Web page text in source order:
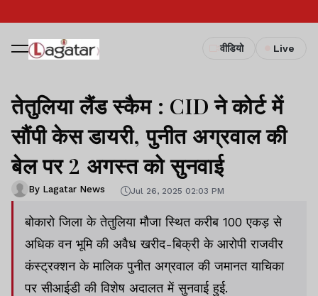
वीडियो Live
तेतुलिया लैंड स्कैम : CID ने कोर्ट में
सौंपी केस डायरी, पुनीत अग्रवाल की
बेल पर 2 अगस्त को सुनवाई
By Lagatar News Jul 26, 2025 02:03 PM
बोकारो जिला के तेतुलिया मौजा स्थित करीब 100 एकड़ से
अधिक वन भूमि की अवैध खरीद-बिक्री के आरोपी राजवीर
कंस्ट्रक्शन के मालिक पुनीत अग्रवाल की जमानत याचिका
पर सीआईडी की विशेष अदालत में सुनवाई हुई.